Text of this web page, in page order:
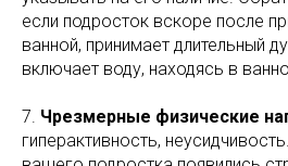
если подросток вскоре после
ванной, принимает длительный
включает воду, находясь в
7. Чрезмерные физические
гиперактивность,